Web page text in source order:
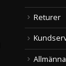
Returer